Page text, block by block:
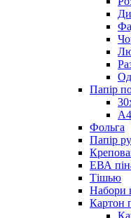
Папір
А4
Фольга
Папір
ЕВА
Тішью
Набори
Картон